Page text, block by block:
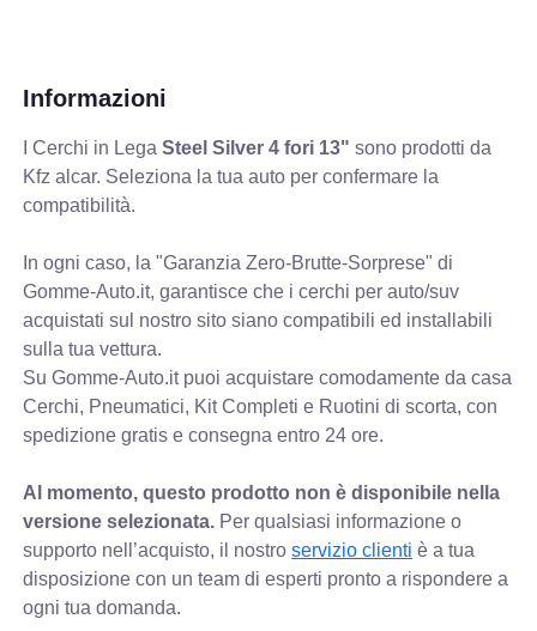
Informazioni
I Cerchi in LegaSteel Silver 4 fori 13" sono prodotti da
Kfz alcar. Seleziona la tua auto per confermare la
compatibilità.
In ogni caso, la "Garanzia Zero-Brutte-Sorprese" di
Gomme-Auto.it, garantisce che i cerchi per auto/suv
acquistati sul nostro sito siano compatibili ed installabili
sulla tua vettura.
Su Gomme-Auto.it puoi acquistare comodamente da casa
Cerchi, Pneumatici, Kit Completi e Ruotini di scorta, con
spedizione gratis e consegna entro 24 ore.
Al momento, questo prodotto non è disponibile nella
versione selezionata. Per qualsiasi informazione o
supporto nell’acquisto, il nostroservizio clienti è a tua
disposizione con un team di esperti pronto a rispondere a
ogni tua domanda.